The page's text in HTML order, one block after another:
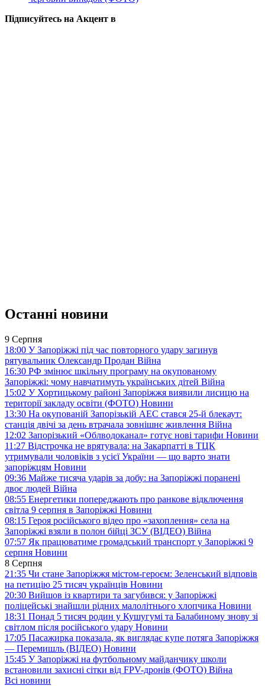
Підписуйтесь на Акцент в
Останні новини
9 Серпня
18:00 У Запоріжжі під час повторного удару загинув
рятувальник Олександр Продан Війна
16:30 РФ змінює шкільну програму на окупованому
Запоріжжі: чому навчатимуть українських дітей Війна
15:02 У Хортицькому районі Запоріжжя виявили лисицю на
території закладу освіти (ФОТО) Новини
13:30 На окупованій Запорізькій АЕС стався 25-й блекаут:
станція двічі за день втрачала зовнішнє живлення Війна
12:02 Запорізький «Облводоканал» готує нові тарифи Новини
11:27 Відстрочка не врятувала: на Закарпатті в ТЦК
утримували чоловіків з усієї України — що варто знати
запоріжцям Новини
09:36 Майже тисяча ударів за добу: на Запоріжжі поранені
двоє людей Війна
08:55 Енергетики попереджають про ранкове відключення
світла 9 серпня в Запоріжжі Новини
08:15 Героя російського відео про «захоплення» села на
Запоріжжі взяли в полон бійці ЗСУ (ВІДЕО) Війна
07:57 Як працюватиме громадський транспорт у Запоріжжі 9
серпня Новини
8 Серпня
21:35 Чи стане Запоріжжя містом-героєм: Зеленський відповів
на петицію 25 тисяч українців Новини
20:30 Вийшов із квартири та загубився: у Запоріжжі
поліцейські знайшли рідних малолітнього хлопчика Новини
18:31 Понад 5 тисяч родин у Кушугумі та Балабиному знову зі
світлом після російського удару Новини
17:05 Пасажирка показала, як виглядає купе потяга Запоріжжя
— Перемишль (ВІДЕО) Новини
15:45 У Запоріжжі на футбольному майданчику школи
встановили захисні сітки від FPV-дронів (ФОТО) Війна
Всі новини